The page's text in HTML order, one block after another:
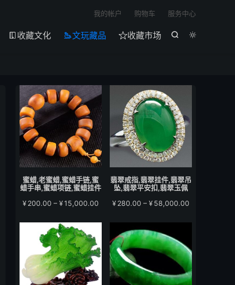


 收藏文化 文玩藏品 收藏市场
我的帐户 购物车 服务中心
蜜蜡,老蜜蜡,蜜蜡手链,蜜
蜡手串,蜜蜡项链,蜜蜡挂件
¥200.00 – ¥15,000.00
范
¥200.00
至
¥15,000.00
翡翠戒指,翡翠挂件,翡翠吊
坠,翡翠平安扣,翡翠玉佩
¥280.00 – ¥58,000.00
范
至
¥58,000.00